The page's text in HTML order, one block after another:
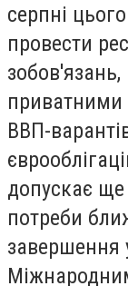
серпні
провести
ВВП-
допускає ще
потреби
завершення